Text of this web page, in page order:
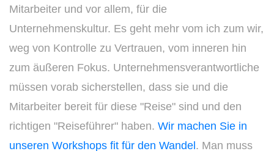
Mitarbeiter und vor allem, für die
Unternehmenskultur. Es geht mehr vom ich zum wir,
weg von Kontrolle zu Vertrauen, vom inneren hin
zum äußeren Fokus. Unternehmensverantwortliche
müssen vorab sicherstellen, dass sie und die
Mitarbeiter bereit für diese "Reise" sind und den
richtigen "Reiseführer" haben. Wir machen Sie in
unseren Workshops fit für den Wandel. Man muss